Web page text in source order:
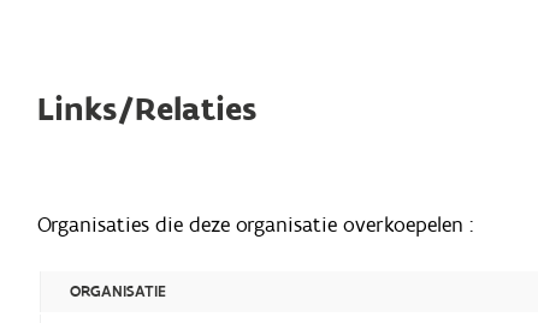
Links/Relaties
Organisaties die deze organisatie overkoepelen :
ORGANISATIE